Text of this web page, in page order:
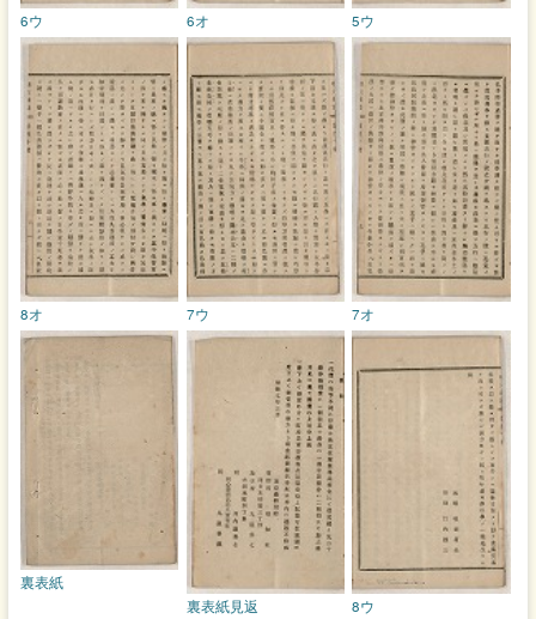
5ウ
6オ
6ウ
7オ
7ウ
8オ
8ウ
裏表紙見返
裏表紙